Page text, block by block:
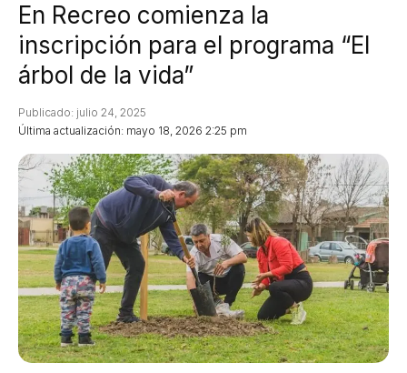
En Recreo comienza la
inscripción para el programa “El
árbol de la vida”
Última actualización: mayo 18, 2026 2:25 pm
Publicado: julio 24, 2025